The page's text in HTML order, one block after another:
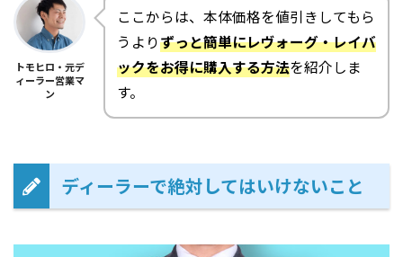
トモヒロ・元デ
ィーラー営業マ
ン
ここからは、本体価格を値引きしてもら
うよりずっと簡単にレヴォーグ・レイバ
ックをお得に購入する方法を紹介しま
す。
ディーラーで絶対してはいけないこと